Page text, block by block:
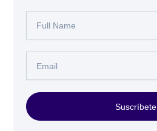
Name
Suscríbete